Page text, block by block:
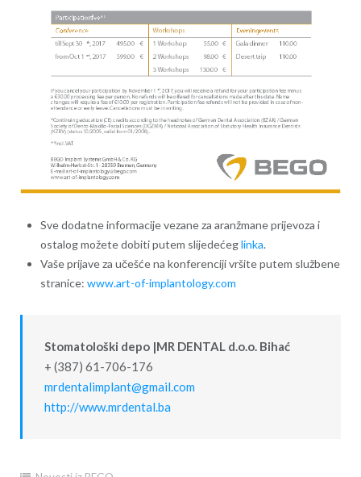
Sve dodatne informacije vezane za aranžmane prijevoza i
ostalog možete dobiti putem slijedećeglinka.
Vaše prijave za učešće na konferenciji vršite putem službene
stranice: www.art-of-implantology.com
Stomatološki depo |MR DENTAL d.o.o. Bihać
+ (387) 61-706-176
mrdentalimplant@gmail.com
http://www.mrdental.ba